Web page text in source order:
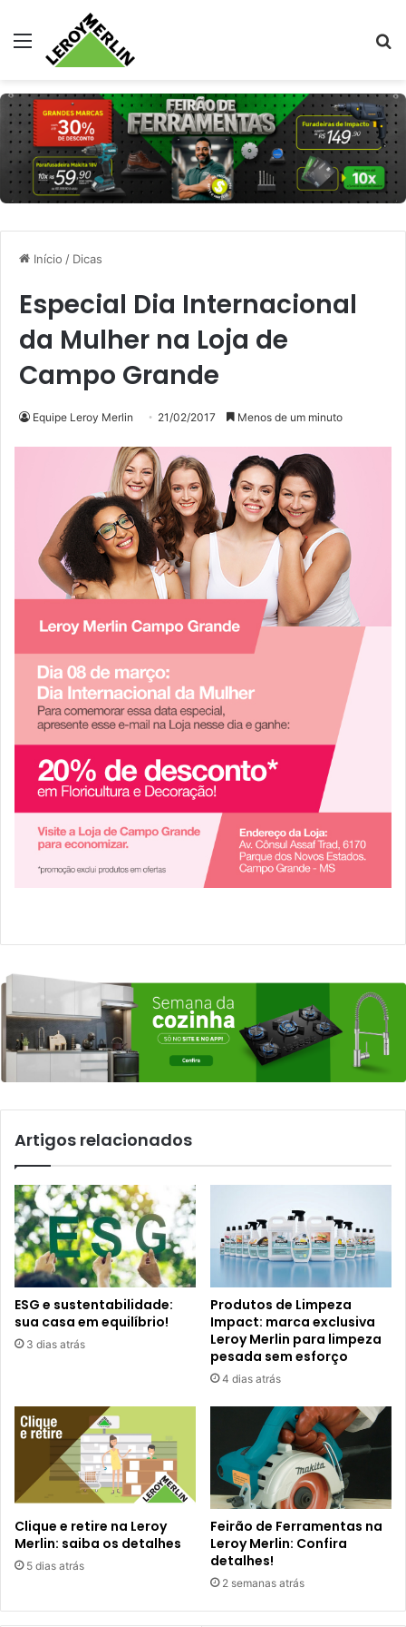
Menu
Início / Dicas
Especial Dia Internacional
da Mulher na Loja de
Campo Grande
Equipe Leroy Merlin 21/02/2017 Menos de um minuto
Artigos relacionados
ESG e sustentabilidade:
sua casa em equilíbrio!
3 dias atrás
Produtos de Limpeza
Impact: marca exclusiva
Leroy Merlin para limpeza
pesada sem esforço
4 dias atrás
Clique e retire na Leroy
Merlin: saiba os detalhes
5 dias atrás
Feirão de Ferramentas na
Leroy Merlin: Confira
detalhes!
2 semanas atrás